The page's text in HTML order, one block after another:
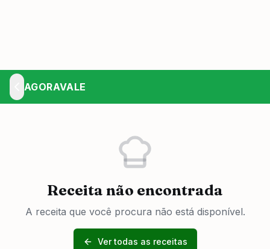
AGORAVALE
Receita não encontrada
A receita que você procura não está disponível.
Ver todas as receitas